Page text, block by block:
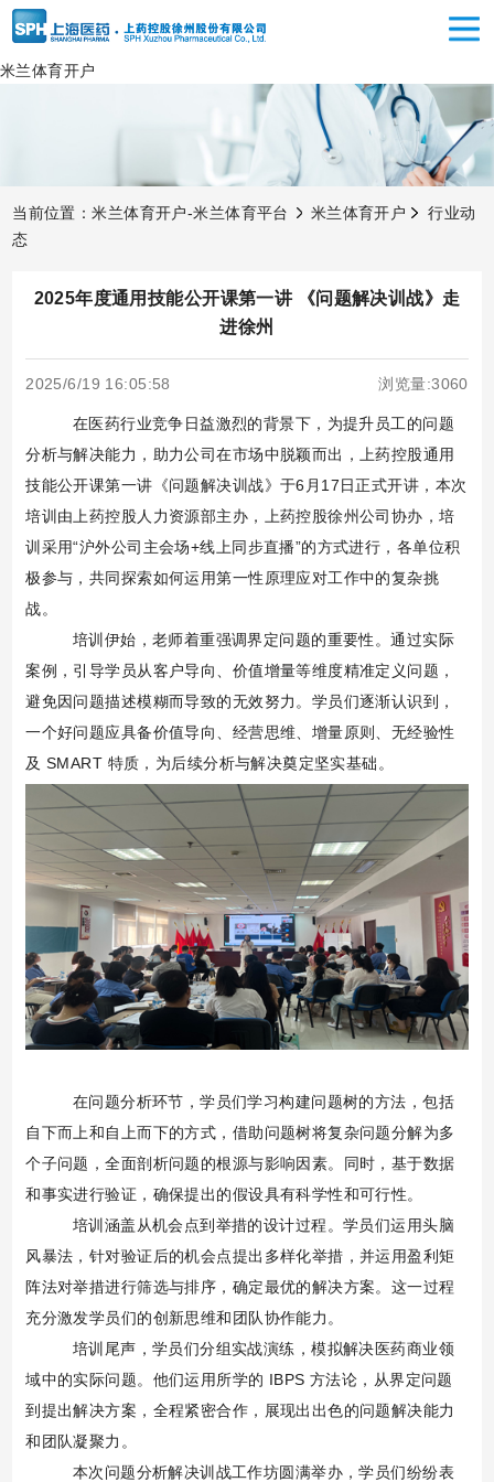
米兰体育开户
当前位置：米兰体育开户-米兰体育平台 米兰体育开户
行业动
态
2025年度通用技能公开课第一讲 《问题解决训战》走
进徐州
2025/6/19 16:05:58 浏览量:3060
在医药行业竞争日益激烈的背景下，为提升员工的问题
分析与解决能力，助力公司在市场中脱颖而出，上药控股通用
技能公开课第一讲《问题解决训战》于6月17日正式开讲，本次
培训由上药控股人力资源部主办，上药控股徐州公司协办，培
训采用“沪外公司主会场+线上同步直播”的方式进行，各单位积
极参与，共同探索如何运用第一性原理应对工作中的复杂挑
战。
培训伊始，老师着重强调界定问题的重要性。通过实际
案例，引导学员从客户导向、价值增量等维度精准定义问题，
避免因问题描述模糊而导致的无效努力。学员们逐渐认识到，
一个好问题应具备价值导向、经营思维、增量原则、无经验性
及 SMART 特质，为后续分析与解决奠定坚实基础。
在问题分析环节，学员们学习构建问题树的方法，包括
自下而上和自上而下的方式，借助问题树将复杂问题分解为多
个子问题，全面剖析问题的根源与影响因素。同时，基于数据
和事实进行验证，确保提出的假设具有科学性和可行性。
培训涵盖从机会点到举措的设计过程。学员们运用头脑
风暴法，针对验证后的机会点提出多样化举措，并运用盈利矩
阵法对举措进行筛选与排序，确定最优的解决方案。这一过程
充分激发学员们的创新思维和团队协作能力。
培训尾声，学员们分组实战演练，模拟解决医药商业领
域中的实际问题。他们运用所学的 IBPS 方法论，从界定问题
到提出解决方案，全程紧密合作，展现出出色的问题解决能力
和团队凝聚力。
本次问题分析解决训战工作坊圆满举办，学员们纷纷表